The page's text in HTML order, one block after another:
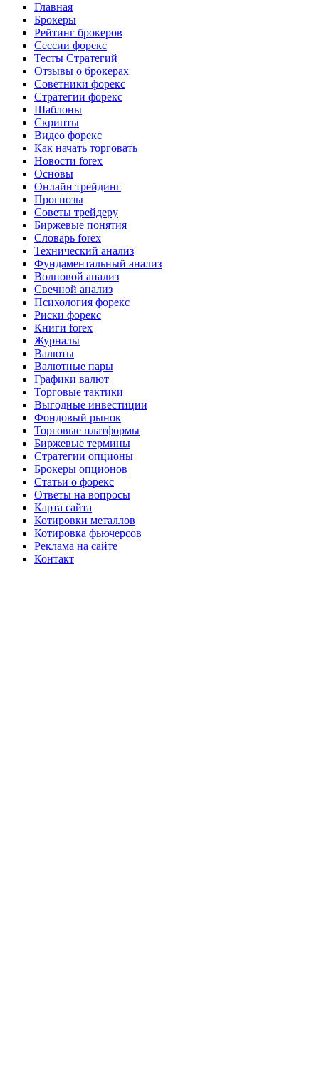
Главная
Брокеры
Рейтинг брокеров
Сессии форекс
Тесты Стратегий
Отзывы о брокерах
Советники форекс
Стратегии форекс
Шаблоны
Скрипты
Видео форекс
Как начать торговать
Новости forex
Основы
Онлайн трейдинг
Прогнозы
Советы трейдеру
Биржевые понятия
Словарь forex
Технический анализ
Фундаментальный анализ
Волновой анализ
Свечной анализ
Психология форекс
Риски форекс
Книги forex
Журналы
Валюты
Валютные пары
Графики валют
Торговые тактики
Выгодные инвестиции
Фондовый рынок
Торговые платформы
Биржевые термины
Стратегии опционы
Брокеры опционов
Статьи о форекс
Ответы на вопросы
Карта сайта
Котировки металлов
Котировка фьючерсов
Реклама на сайте
Контакт